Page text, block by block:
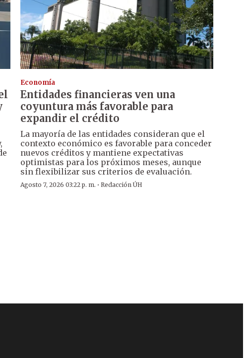
Economía
Entidades financieras ven una
coyuntura más favorable para
expandir el crédito
La mayoría de las entidades consideran que el
contexto económico es favorable para conceder
nuevos créditos y mantiene expectativas
optimistas para los próximos meses, aunque
sin flexibilizar sus criterios de evaluación.
Agosto 7, 2026 03:22 p. m. · Redacción ÚH